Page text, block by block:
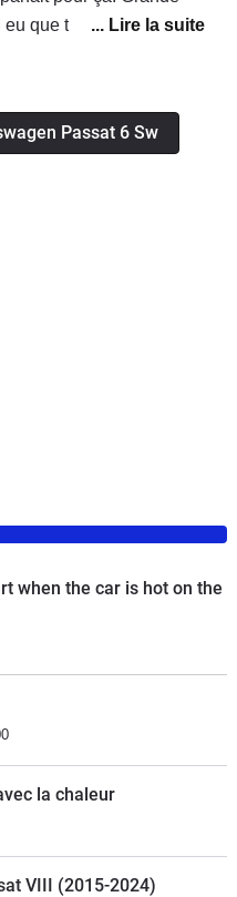
que très peu de
voiture.
Passat 6 Sw
when the car is hot on the
la chaleur
VIII (2015-2024)